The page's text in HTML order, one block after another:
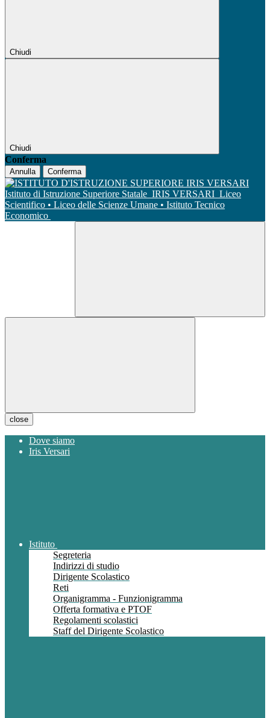
Chiudi
Chiudi
Conferma
Annulla Conferma
Istituto di Istruzione Superiore Statale IRIS VERSARI Liceo
Scientifico • Liceo delle Scienze Umane • Istituto Tecnico
Economico
close
Dove siamo
Iris Versari
Istituto
Segreteria
Indirizzi di studio
Dirigente Scolastico
Reti
Organigramma - Funzionigramma
Offerta formativa e PTOF
Regolamenti scolastici
Staff del Dirigente Scolastico